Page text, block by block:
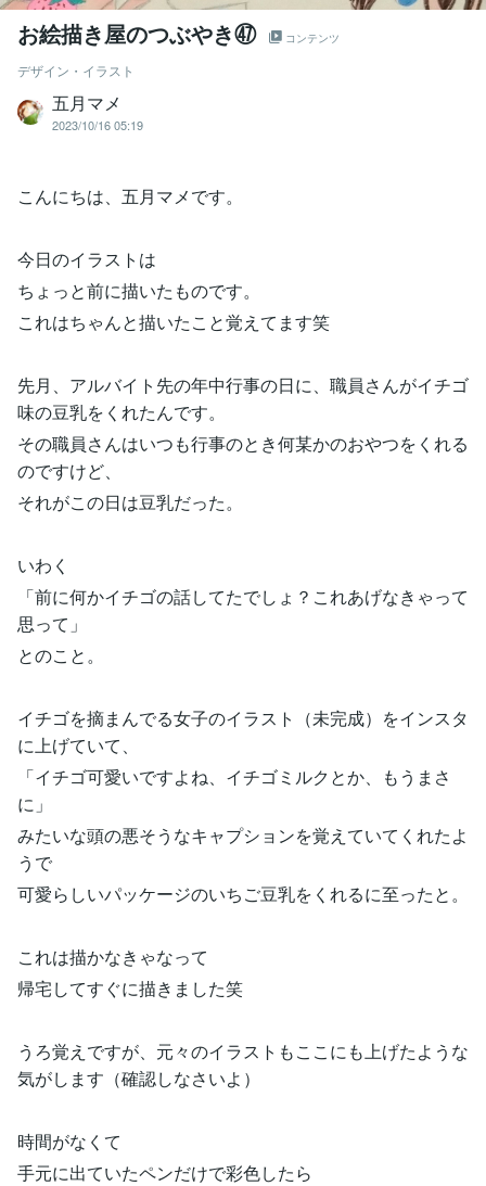
お絵描き屋のつぶやき㊼ コンテンツ
デザイン・イラスト
五月マメ
2023/10/16 05:19
こんにちは、五月マメです。
今日のイラストは
ちょっと前に描いたものです。
これはちゃんと描いたこと覚えてます笑
先月、アルバイト先の年中行事の日に、職員さんがイチゴ
味の豆乳をくれたんです。
その職員さんはいつも行事のとき何某かのおやつをくれる
のですけど、
それがこの日は豆乳だった。
いわく
「前に何かイチゴの話してたでしょ？これあげなきゃって
思って」
とのこと。
イチゴを摘まんでる女子のイラスト（未完成）をインスタ
に上げていて、
「イチゴ可愛いですよね、イチゴミルクとか、もうまさ
に」
みたいな頭の悪そうなキャプションを覚えていてくれたよ
うで
可愛らしいパッケージのいちご豆乳をくれるに至ったと。
これは描かなきゃなって
帰宅してすぐに描きました笑
うろ覚えですが、元々のイラストもここにも上げたような
気がします（確認しなさいよ）
時間がなくて
手元に出ていたペンだけで彩色したら